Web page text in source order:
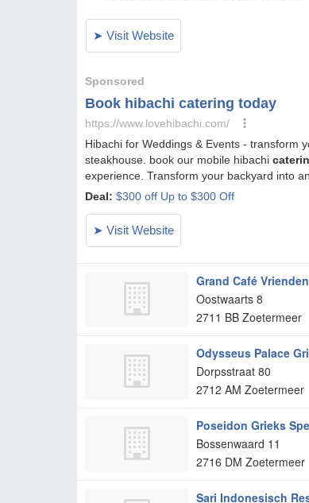
Grand Café
Oostwaarts 8
2711 BB Zoetermeer
Odysseus Palace
Dorpsstraat 80
2712 AM Zoetermeer
Poseidon Grieks
Bossenwaard 11
2716 DM Zoetermeer
Sari Indonesisch